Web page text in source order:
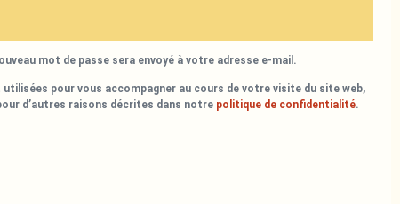
mot de passe sera envoyé à votre adresse e-mail.
pour vous accompagner au cours de votre visite du site web,
d’autres raisons décrites dans notre politique de confidentialité.